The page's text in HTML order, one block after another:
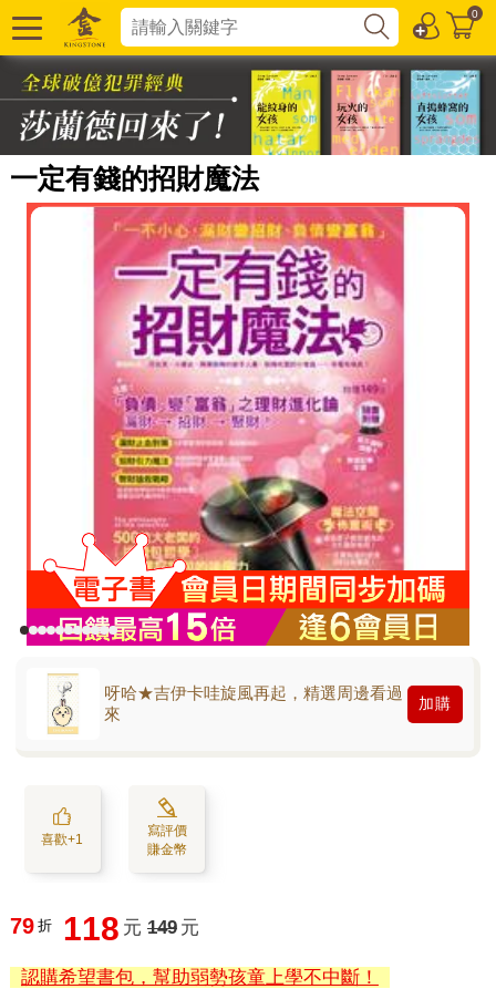
0
一定有錢的招財魔法
呀哈★吉伊卡哇旋風再起，精選周邊看過
來
加購
喜歡+1
寫評價
賺金幣
79 折 118 元 149 元
認購希望書包，幫助弱勢孩童上學不中斷！